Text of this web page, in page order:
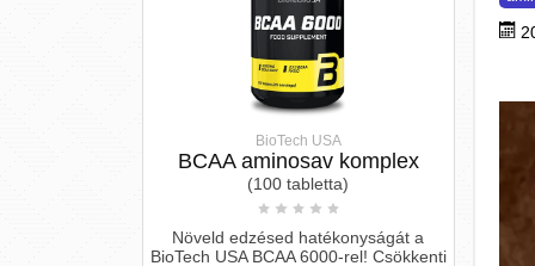
BioTech USA
BCAA italpor
(700 g)
Éld át az energiabomba hatását a